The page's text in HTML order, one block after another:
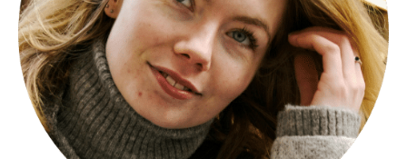
Gadgets & Tech
Top 5 van Valerie
Health & Beauty
Huis & Tuin
Nieuws & Media